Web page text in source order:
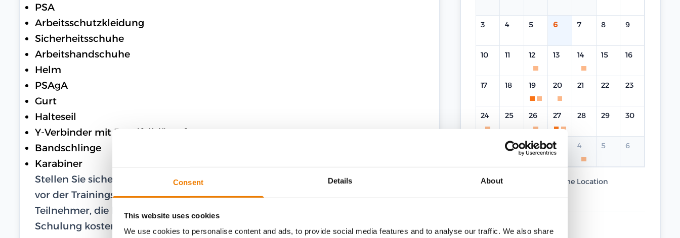
Consent Details About
This website uses cookies
We use cookies to personalise content and ads, to provide social media features and to analyse our traffic. We also share
PSA
Arbeitsschutzkleidung
Sicherheitsschuhe
Arbeitshandschuhe
Helm
PSAgA
Gurt
Halteseil
Y-Verbinder mit Bandfalldämpfer
Bandschlinge
Karabiner
Stellen Sie sicher, dass Ihre PSAgA in einwandfreiem Zustand ist, und legen Sie
vor der Trainingsteilnahme einen Nachweis über die letzte Prüfung vor.
Teilnehmer, die keine eigene PSAgA besitzen, erhalten für die Dauer der
Schulung kostenlos Leihausrüstung.
3 4 5 6 7 8 9
10 11 12 13 14 15 16
17 18 19 20 21 22 23
24 25 26 27 28 29 30
1 2 3 4 5 6
Current Course
Same Location
UPCOMING DATES